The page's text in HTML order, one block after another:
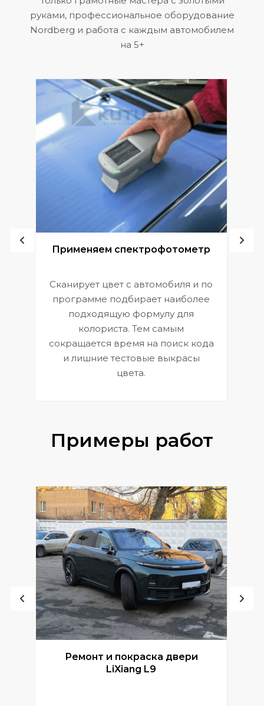
руками, профессиональное оборудование
Nordberg и работа с каждым автомобилем
на 5+
Применяем спектрофотометр
Сканирует цвет с автомобиля и по
программе подбирает наиболее
подходящую формулу для
колориста. Тем самым
сокращается время на поиск кода
и лишние тестовые выкрасы
цвета.
Примеры работ
Ремонт и покраска двери
LiXiang L9